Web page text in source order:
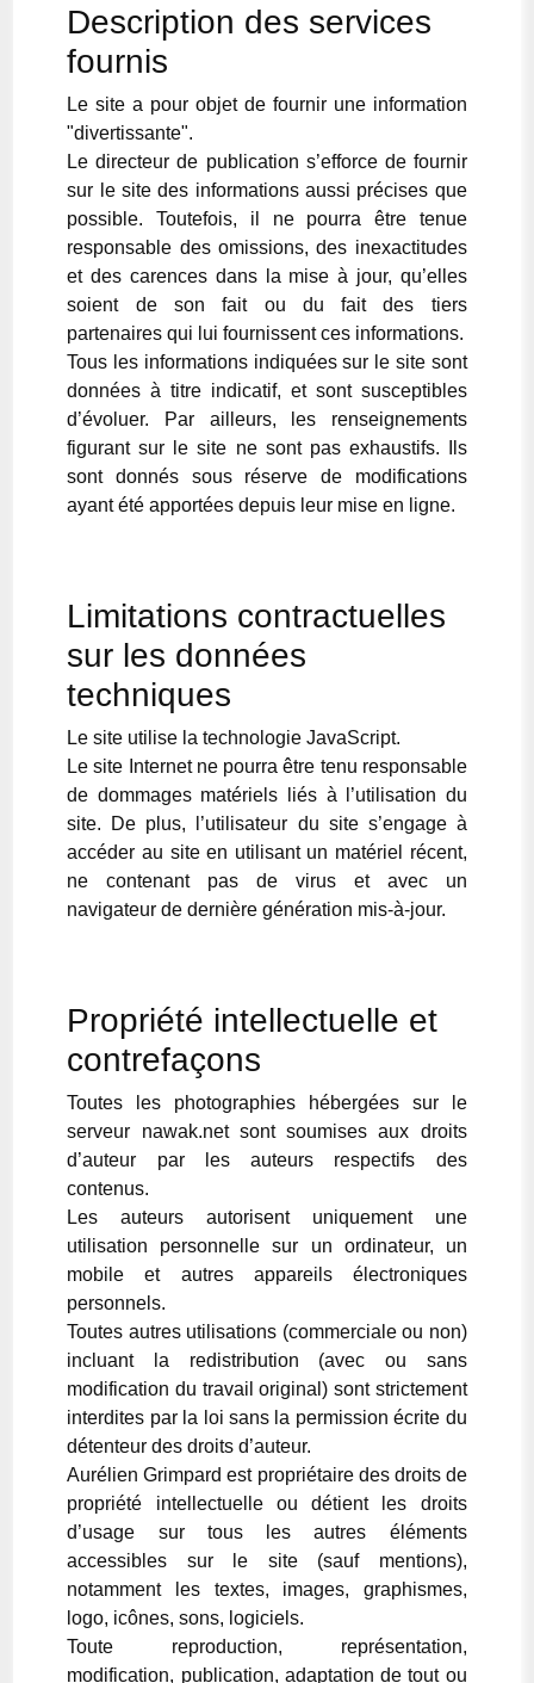
Description des services
fournis
Le site a pour objet de fournir une information
"divertissante".
Le directeur de publication s’efforce de fournir
sur le site des informations aussi précises que
possible. Toutefois, il ne pourra être tenue
responsable des omissions, des inexactitudes
et des carences dans la mise à jour, qu’elles
soient de son fait ou du fait des tiers
partenaires qui lui fournissent ces informations.
Tous les informations indiquées sur le site sont
données à titre indicatif, et sont susceptibles
d’évoluer. Par ailleurs, les renseignements
figurant sur le site ne sont pas exhaustifs. Ils
sont donnés sous réserve de modifications
ayant été apportées depuis leur mise en ligne.
Limitations contractuelles
sur les données
techniques
Le site utilise la technologie JavaScript.
Le site Internet ne pourra être tenu responsable
de dommages matériels liés à l’utilisation du
site. De plus, l’utilisateur du site s’engage à
accéder au site en utilisant un matériel récent,
ne contenant pas de virus et avec un
navigateur de dernière génération mis-à-jour.
Propriété intellectuelle et
contrefaçons
Toutes les photographies hébergées sur le
serveur nawak.net sont soumises aux droits
d’auteur par les auteurs respectifs des
contenus.
Les auteurs autorisent uniquement une
utilisation personnelle sur un ordinateur, un
mobile et autres appareils électroniques
personnels.
Toutes autres utilisations (commerciale ou non)
incluant la redistribution (avec ou sans
modification du travail original) sont strictement
interdites par la loi sans la permission écrite du
détenteur des droits d’auteur.
Aurélien Grimpard est propriétaire des droits de
propriété intellectuelle ou détient les droits
d’usage sur tous les autres éléments
accessibles sur le site (sauf mentions),
notamment les textes, images, graphismes,
logo, icônes, sons, logiciels.
Toute reproduction, représentation,
modification, publication, adaptation de tout ou